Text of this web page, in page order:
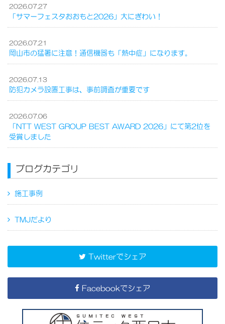
2026.07.27
「サマーフェスタおおもと2026」大にぎわい！
2026.07.21
岡山市の猛暑に注意！通信機器も「熱中症」になります。
2026.07.13
防犯カメラ設置工事は、事前調査が重要です
2026.07.06
「NTT WEST GROUP BEST AWARD 2026」にて第2位を
受賞しました
ブログカテゴリ
施工事例
TMJだより
Twitterでシェア
Facebookでシェア